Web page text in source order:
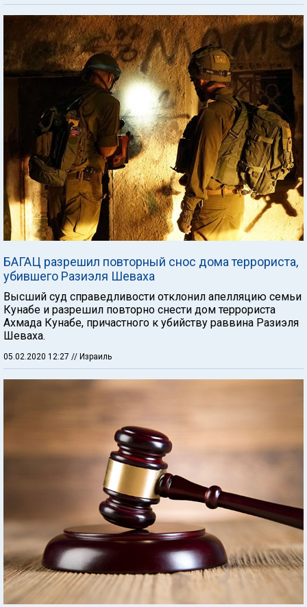
БАГАЦ разрешил повторный снос дома террориста,
убившего Разиэля Шеваха
Высший суд справедливости отклонил апелляцию семьи
Кунабе и разрешил повторно снести дом террориста
Ахмада Кунабе, причастного к убийству раввина Разиэля
Шеваха.
05.02.2020 12:27 // Израиль